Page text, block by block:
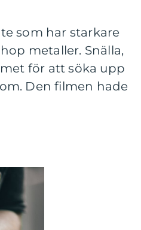
som har starkare
metaller. Snälla,
för att söka upp
Den filmen hade